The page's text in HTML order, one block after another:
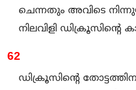
ചെന്നതും അവിടെ
നിലവിളി ഡിക്രൂസിന്റെ
62
ഡിക്രൂസിന്റെ